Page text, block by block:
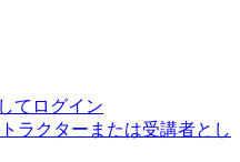
てログイン
ラクターまたは受講者とし